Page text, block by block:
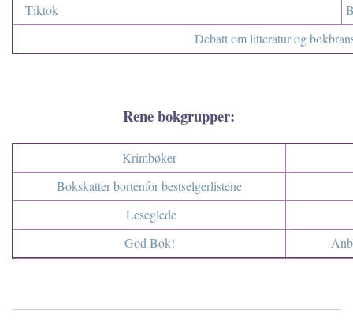
Tiktok
Debatt om litteratur og
Rene bokgrupper:
Krimbøker
Bokskatter bortenfor bestselgerlistene
Leseglede
God Bok!